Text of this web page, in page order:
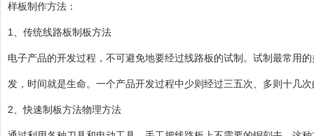
样板制作方法：
1、传统线路板制板方法
电子产品的开发过程，不可避免地要经过线路板的试制。试制最常用
发，时间就是生命。一个产品开发过程中少则经过三五次、多则十几
2、快速制板方法物理方法